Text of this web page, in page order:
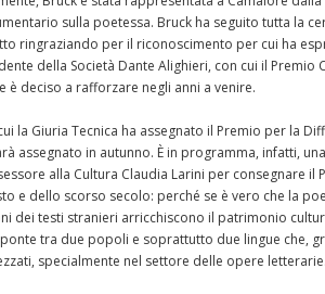
sulla poetessa. Bruck ha seguito tutta la
ringraziando per il riconoscimento per cui ha
della Società Dante Alighieri, con cui il
è deciso a rafforzare negli anni a venire.
la Giuria Tecnica ha assegnato il Premio per la
assegnato in autunno. È in programma, infatti,
alla Cultura Claudia Larini per consegnare il
e dello scorso secolo: perché se è vero che la
dei testi stranieri arricchiscono il patrimonio
tra due popoli e soprattutto due lingue che,
specialmente nel settore delle opere letterarie.